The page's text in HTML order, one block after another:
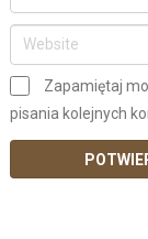
Zapamiętaj
pisania kolejnych